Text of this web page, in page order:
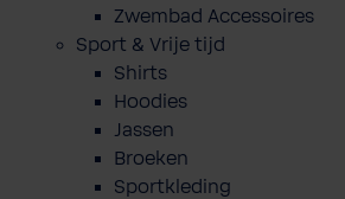
Zwembad Accessoires
Sport & Vrije tijd
Shirts
Hoodies
Jassen
Broeken
Sportkleding